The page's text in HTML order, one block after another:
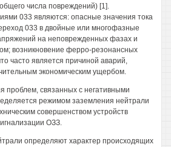
числа повреждений) [1].
033 являются: опасные значения тока
033 в двойные или многофазные
на неповрежденных фазах и
возникновение ферро-резонансных
часто является причиной аварий,
экономическим ущербом.
проблем, связанных с негативными
режимом заземления нейтрали
совершенством устройств
ОЗЗ.
определяют характер происходящих